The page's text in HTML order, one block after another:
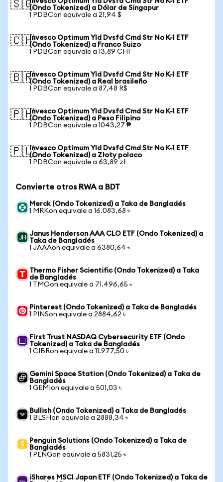
🇸🇬(Ondo Tokenized) a Dólar de Singapur
1 PDBCon equivale a 21,94 $
🇨🇭Invesco Optimum Yld Dvsfd Cmd Str No K-1 ETF
(Ondo Tokenized) a Franco Suizo
1 PDBCon equivale a 13,89 CHF
🇧🇷Invesco Optimum Yld Dvsfd Cmd Str No K-1 ETF
(Ondo Tokenized) a Real brasileño
1 PDBCon equivale a 87,48 R$
🇵🇭Invesco Optimum Yld Dvsfd Cmd Str No K-1 ETF
(Ondo Tokenized) a Peso Filipino
1 PDBCon equivale a 1043,27 ₱
🇵🇱Invesco Optimum Yld Dvsfd Cmd Str No K-1 ETF
(Ondo Tokenized) a Złoty polaco
1 PDBCon equivale a 63,89 zł
Convierte otros RWA a BDT
Merck (Ondo Tokenized) a Taka de Bangladés
1 MRKon equivale a 16.083,68 ৳
Janus Henderson AAA CLO ETF (Ondo Tokenized) a
Taka de Bangladés
1 JAAAon equivale a 6380,64 ৳
Thermo Fisher Scientific (Ondo Tokenized) a Taka
de Bangladés
1 TMOon equivale a 71.496,65 ৳
Pinterest (Ondo Tokenized) a Taka de Bangladés
1 PINSon equivale a 2884,62 ৳
First Trust NASDAQ Cybersecurity ETF (Ondo
Tokenized) a Taka de Bangladés
1 CIBRon equivale a 11.977,50 ৳
Gemini Space Station (Ondo Tokenized) a Taka de
Bangladés
1 GEMIon equivale a 501,03 ৳
Bullish (Ondo Tokenized) a Taka de Bangladés
1 BLSHon equivale a 2888,34 ৳
Penguin Solutions (Ondo Tokenized) a Taka de
Bangladés
1 PENGon equivale a 5831,25 ৳
iShares MSCI Japan ETF (Ondo Tokenized) a Taka de